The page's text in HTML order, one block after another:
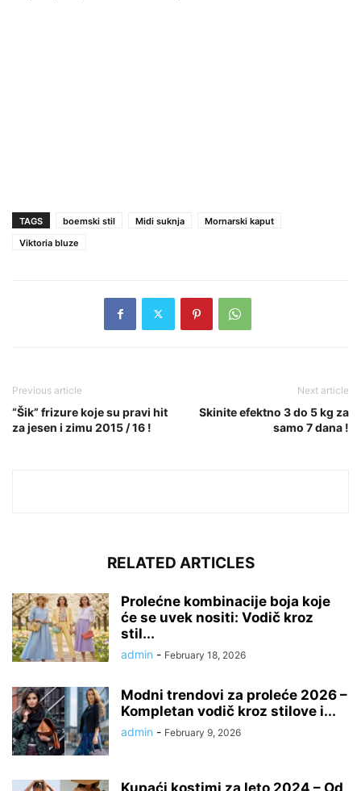
TAGS boemski stil Midi suknja
Mornarski kaput
Viktoria bluze
Previous article
“Šik” frizure koje su pravi hit
za jesen i zimu 2015 / 16 !
Next article
Skinite efektno 3 do 5 kg za
samo 7 dana !
RELATED ARTICLES
Prolećne kombinacije boja koje
će se uvek nositi: Vodič kroz
stil...
admin - February 18, 2026
Modni trendovi za proleće 2026 –
Kompletan vodič kroz stilove i...
admin - February 9, 2026
Kupaći kostimi za leto 2024 – Od